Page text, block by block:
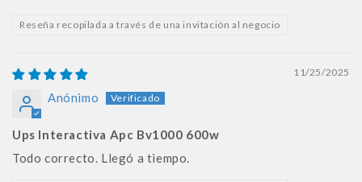
Reseña recopilada a través de una invitación al negocio
11/25/2025
Anónimo
Ups Interactiva Apc Bv1000 600w
Todo correcto. Llegó a tiempo.